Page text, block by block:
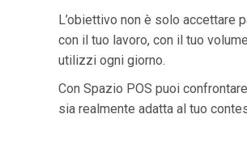
L’obiettivo non è solo accettare
con il tuo lavoro, con il tuo
utilizzi ogni giorno.
Con Spazio POS puoi
sia realmente adatta al tuo